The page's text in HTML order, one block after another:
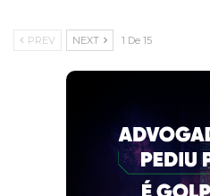
PREV NEXT 1 De 15